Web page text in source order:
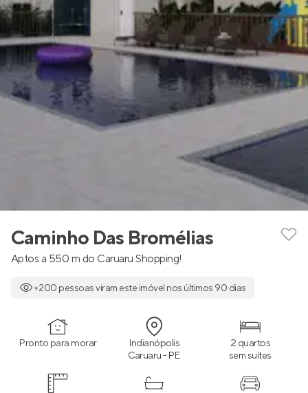
Caminho Das Bromélias
Aptos a 550 m do Caruaru Shopping!
+200 pessoas viram este imóvel nos últimos 90 dias
Pronto para morar Indianópolis
Caruaru - PE
2 quartos
sem suítes